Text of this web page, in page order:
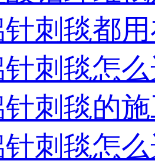
刺毯都
刺毯怎
刺毯的
刺毯怎